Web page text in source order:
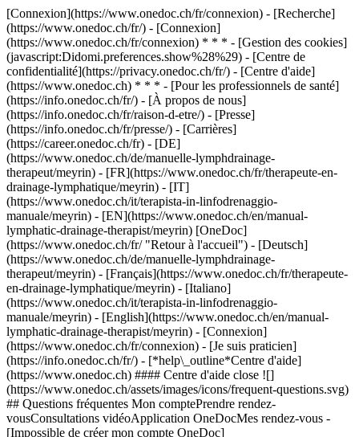
[Connexion](https://www.onedoc.ch/fr/connexion) - [Recherche]
(https://www.onedoc.ch/fr/) - [Connexion]
(https://www.onedoc.ch/fr/connexion) * * * - [Gestion des cookies]
(javascript:Didomi.preferences.show%28%29) - [Centre de
confidentialité](https://privacy.onedoc.ch/fr/) - [Centre d'aide]
(https://www.onedoc.ch) * * * - [Pour les professionnels de santé]
(https://info.onedoc.ch/fr/) - [À propos de nous]
(https://info.onedoc.ch/fr/raison-d-etre/) - [Presse]
(https://info.onedoc.ch/fr/presse/) - [Carrières]
(https://career.onedoc.ch/fr) - [DE]
(https://www.onedoc.ch/de/manuelle-lymphdrainage-
therapeut/meyrin) - [FR](https://www.onedoc.ch/fr/therapeute-en-
drainage-lymphatique/meyrin) - [IT]
(https://www.onedoc.ch/it/terapista-in-linfodrenaggio-
manuale/meyrin) - [EN](https://www.onedoc.ch/en/manual-
lymphatic-drainage-therapist/meyrin) [OneDoc]
(https://www.onedoc.ch/fr/ "Retour à l'accueil") - [Deutsch]
(https://www.onedoc.ch/de/manuelle-lymphdrainage-
therapeut/meyrin) - [Français](https://www.onedoc.ch/fr/therapeute-
en-drainage-lymphatique/meyrin) - [Italiano]
(https://www.onedoc.ch/it/terapista-in-linfodrenaggio-
manuale/meyrin) - [English](https://www.onedoc.ch/en/manual-
lymphatic-drainage-therapist/meyrin) - [Connexion]
(https://www.onedoc.ch/fr/connexion) - [Je suis praticien]
(https://info.onedoc.ch/fr/) - [*help\_outline*Centre d'aide]
(https://www.onedoc.ch) #### Centre d'aide close ![]
(https://www.onedoc.ch/assets/images/icons/frequent-questions.svg)
## Questions fréquentes Mon comptePrendre rendez-
vousConsultations vidéoApplication OneDocMes rendez-vous -
[Impossible de créer mon compte OneDoc]